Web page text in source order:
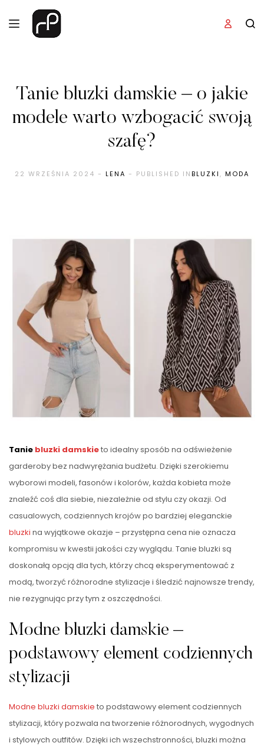
Tanie bluzki damskie – o jakie
modele warto wzbogacić swoją
szafę?
22 WRZEŚNIA 2024 - LENA - PUBLISHED INBLUZKI, MODA
Tanie bluzki damskieto idealny sposób na odświeżenie
garderoby bez nadwyrężania budżetu. Dzięki szerokiemu
wyborowi modeli, fasonów i kolorów, każda kobieta może
znaleźć coś dla siebie, niezależnie od stylu czy okazji. Od
casualowych, codziennych krojów po bardziej eleganckie
bluzki na wyjątkowe okazje – przystępna cena nie oznacza
kompromisu w kwestii jakości czy wyglądu. Tanie bluzki są
doskonałą opcją dla tych, którzy chcą eksperymentować z
modą, tworzyć różnorodne stylizacje i śledzić najnowsze trendy,
nie rezygnując przy tym z oszczędności.
Modne bluzki damskie –
podstawowy element codziennych
stylizacji
Modne bluzki damskie to podstawowy element codziennych
stylizacji, który pozwala na tworzenie różnorodnych, wygodnych
i stylowych outfitów. Dzięki ich wszechstronności, bluzki można